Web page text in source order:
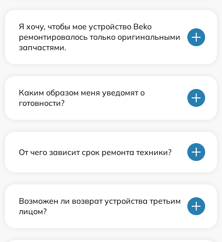
Я хочу, чтобы мое устройство Beko
ремонтировалось только оригинальными
запчастями.
Каким образом меня уведомят о
готовности?
От чего зависит срок ремонта техники?
Возможен ли возврат устройства третьим
лицом?